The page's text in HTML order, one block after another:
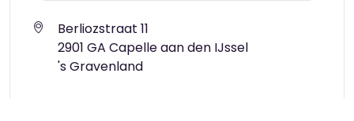
Berliozstraat 11
2901 GA Capelle aan den IJssel
's Gravenland